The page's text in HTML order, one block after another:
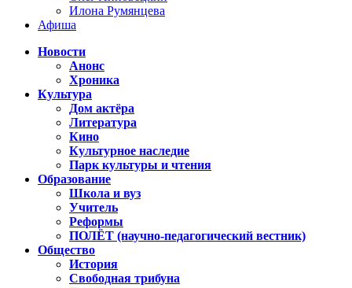
Илона Румянцева
Афиша
Новости
Анонс
Хроника
Культура
Дом актёра
Литература
Кино
Культурное наследие
Парк культуры и чтения
Образование
Школа и вуз
Учитель
Реформы
ПОЛЁТ (научно-педагогический вестник)
Общество
История
Свободная трибуна